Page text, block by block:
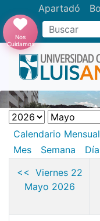
Apartadó
Buscar
Nos
Cuidamos
Calendario Mensual
Mes
Semana
Día
<< Viernes 22
Mayo 2026